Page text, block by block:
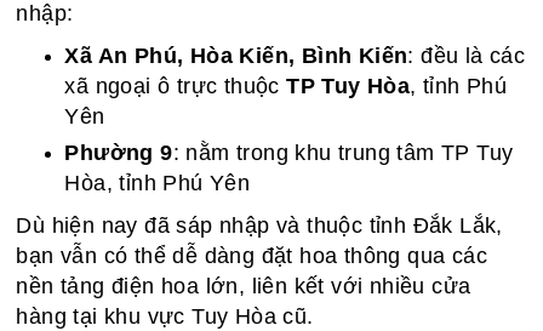
nhập:
Xã An Phú, Hòa Kiến, Bình Kiến: đều là các
xã ngoại ô trực thuộcTP Tuy Hòa, tỉnh Phú
Yên
Phường 9: nằm trong khu trung tâm TP Tuy
Hòa, tỉnh Phú Yên
Dù hiện nay đã sáp nhập và thuộc tỉnh Đắk Lắk,
bạn vẫn có thể dễ dàng đặt hoa thông qua các
nền tảng điện hoa lớn, liên kết với nhiều cửa
hàng tại khu vực Tuy Hòa cũ.